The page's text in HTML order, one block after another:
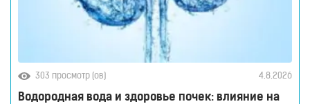
303 просмотр (ов) 4.8.2026
Водородная вода и здоровье почек: влияние на